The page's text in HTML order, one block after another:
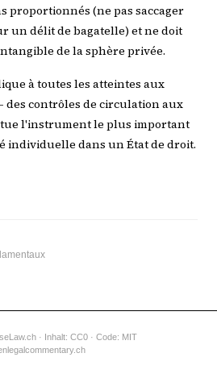
proportionnés (ne pas saccager
un délit de bagatelle) et ne doit
de la sphère privée.
à toutes les atteintes aux
contrôles de circulation aux
l'instrument le plus important
individuelle dans un État de droit.
· Inhalt: CC0 · Code: MIT